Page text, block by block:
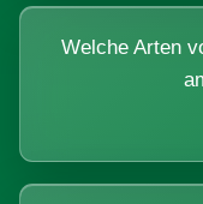
Welche Arten